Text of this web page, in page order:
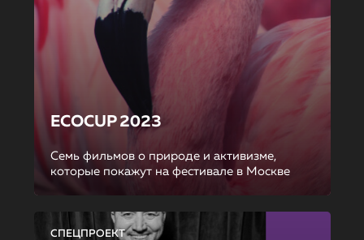
ECOCUP 2023
Семь фильмов о природе и активизме,
которые покажут на фестивале в Москве
СПЕЦПРОЕКТ